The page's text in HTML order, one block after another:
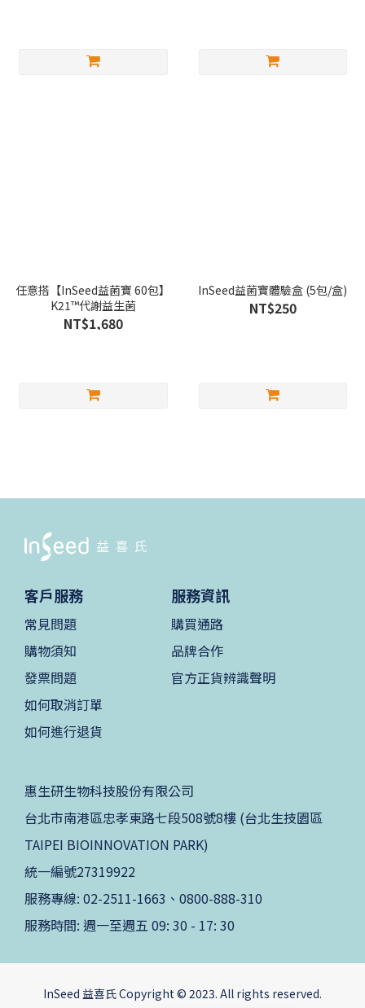
任意搭【InSeed益菌寶 60包】
K21™代謝益生菌
NT$1,680
InSeed益菌寶體驗盒 (5包/盒)
NT$250
客戶服務
常見問題
購物須知
發票問題
如何取消訂單
如何進行退貨
服務資訊
購買通路
品牌合作
官方正貨辨識聲明
惠生研生物科技股份有限公司
台北市南港區忠孝東路七段508號8樓 (台北生技園區
TAIPEI BIOINNOVATION PARK)
統一編號27319922
服務專線: 02-2511-1663、0800-888-310
服務時間: 週一至週五 09: 30 - 17: 30
InSeed 益喜氏 Copyright © 2023. All rights reserved.